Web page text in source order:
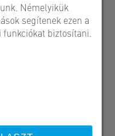
Kft.
Némelyikük
segítenek ezen a
biztosítani.